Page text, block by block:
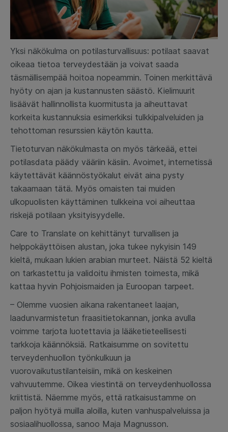
Yksi näkökulma on potilasturvallisuus: potilaat saavat
oikeaa tietoa terveydestään ja voivat saada
täsmällisempää hoitoa nopeammin. Toinen merkittävä
hyöty on ajan ja kustannusten säästö. Kielimuurit
lisäävät hallinnollista kuormitusta ja aiheuttavat
korkeita kustannuksia esimerkiksi tulkkipalveluiden ja
tehottoman resurssien käytön kautta.
Tietoturvan näkökulmasta on myös tärkeää, ettei
potilasdata päädy vääriin käsiin. Avoimet, internetissä
käytettävät käännöstyökalut eivät aina pysty
takaamaan tätä. Myös omaisten tai muiden
ulkopuolisten käyttäminen tulkkeina voi aiheuttaa
riskejä potilaan yksityisyydelle.
Care to Translate on kehittänyt turvallisen ja
helppokäyttöisen alustan, joka tukee nykyisin 149
kieltä, mukaan lukien arabian murteet. Näistä 52 kieltä
on tarkastettu ja validoitu ihmisten toimesta, mikä
kattaa hyvin Pohjoismaiden ja Euroopan tarpeet.
– Olemme vuosien aikana rakentaneet laajan,
laadunvarmistetun fraasitietokannan, jonka avulla
voimme tarjota luotettavia ja lääketieteellisesti
tarkkoja käännöksiä. Ratkaisumme on sovitettu
terveydenhuollon työnkulkuun ja
vuorovaikutustilanteisiin, mikä on keskeinen
vahvuutemme. Oikea viestintä on terveydenhuollossa
kriittistä. Näemme myös, että ratkaisustamme on
paljon hyötyä muilla aloilla, kuten vanhuspalveluissa ja
sosiaalihuollossa, sanoo Maja Magnusson.